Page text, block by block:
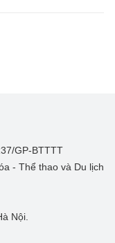
GP-BTTTT
- Thể thao và Du lịch
Nội.